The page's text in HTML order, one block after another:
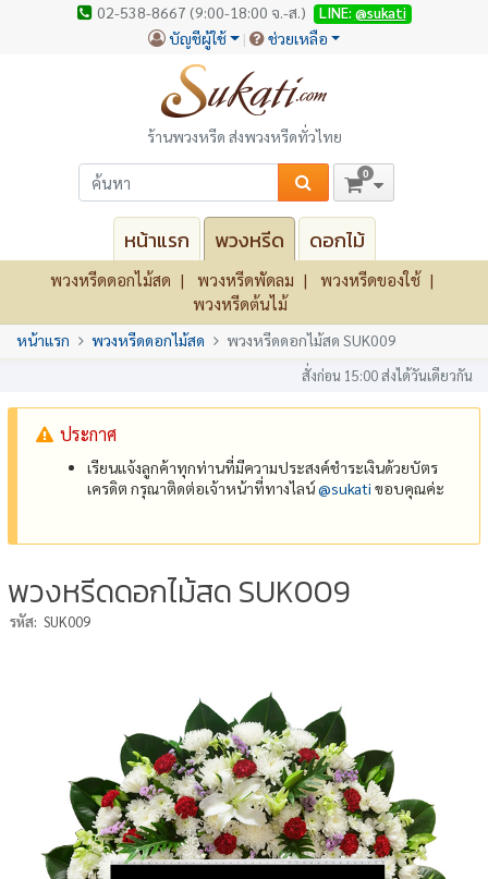
02-538-8667 (9:00-18:00 จ.-ส.) LINE: @sukati
บัญชีผู้ใช้ ช่วยเหลือ
ร้านพวงหรีด ส่งพวงหรีดทั่วไทย
0
หน้าแรก พวงหรีด ดอกไม้
พวงหรีดดอกไม้สด พวงหรีดพัดลม
พวงหรีดของใช้
พวงหรีดต้นไม้
หน้าแรก พวงหรีดดอกไม้สด พวงหรีดดอกไม้สด SUK009
สั่งก่อน 15:00 ส่งได้วันเดียวกัน
ประกาศ
เรียนแจ้งลูกค้าทุกท่านที่มีความประสงค์ชำระเงินด้วยบัตร
เครดิต กรุณาติดต่อเจ้าหน้าที่ทางไลน์@‌sukati ขอบคุณค่ะ
พวงหรีดดอกไม้สด SUK009
รหัส: SUK009